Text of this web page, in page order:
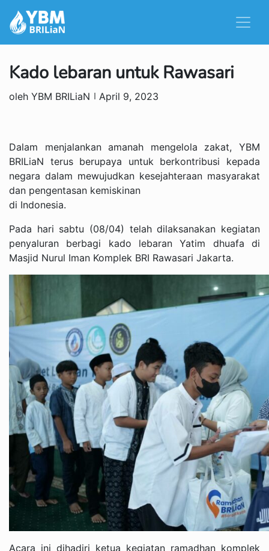
Kado lebaran untuk Rawasari
oleh YBM BRILiaN April 9, 2023
Dalam menjalankan amanah mengelola zakat, YBM
BRILiaN terus berupaya untuk berkontribusi kepada
negara dalam mewujudkan kesejahteraan masyarakat
dan pengentasan kemiskinan
di Indonesia.
Pada hari sabtu (08/04) telah dilaksanakan kegiatan
penyaluran berbagi kado lebaran Yatim dhuafa di
Masjid Nurul Iman Komplek BRI Rawasari Jakarta.
Acara ini dihadiri ketua kegiatan ramadhan komplek